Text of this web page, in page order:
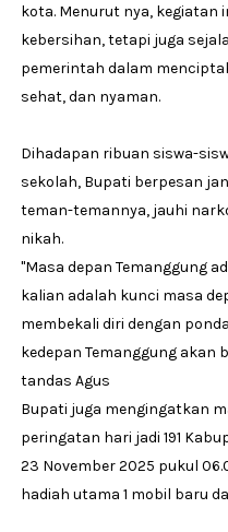
kota. Menurut nya,
kebersihan, tetapi juga
pemerintah dalam
sehat, dan nyaman.
Dihadapan ribuan siswa-
sekolah, Bupati berpesan
teman-temannya, jauhi
nikah.
"Masa depan Temanggung
kalian adalah kunci masa
membekali diri dengan
kedepan Temanggung akan
tandas Agus
Bupati juga mengingatkan
peringatan hari jadi 191
23 November 2025 pukul
hadiah utama 1 mobil baru